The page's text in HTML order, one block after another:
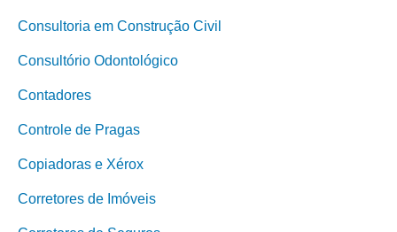
Consultoria em Construção Civil
Consultório Odontológico
Contadores
Controle de Pragas
Copiadoras e Xérox
Corretores de Imóveis